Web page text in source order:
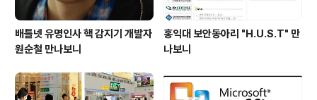
배틀넷 유명인사 핵 감지기 개발자
원순철 만나보니
홍익대 보안동아리 "H.U.S.T" 만
나보니